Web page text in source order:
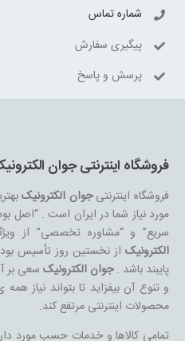
شماره تماس
پیگیری سفارش
پرسش و پاسخ
فروشگاه اینترنتی جوان
فروشگاه اینترنتیجوان الکترونیک
مورد نیاز شما در ایران است . “اصل
سریع” و “مشاوره تخصصی” از
الکترونیکاز نخستین روز تأسیس
پایبند باشد .جوان الکترونیکسعی بر
و تنوع آن بیفزاید تا بتواند نیاز
محصولات اینترنتی مرتفع کند.
تمامی کالاها و خدمات حسب مورد